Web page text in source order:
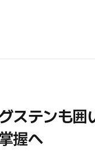
ステンも
握へ